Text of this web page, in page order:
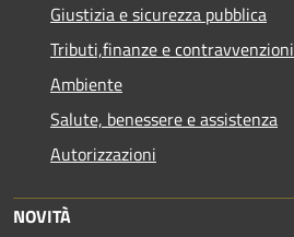
Giustizia e sicurezza pubblica
Tributi,finanze e contravvenzioni
Ambiente
Salute, benessere e assistenza
Autorizzazioni
NOVITÀ